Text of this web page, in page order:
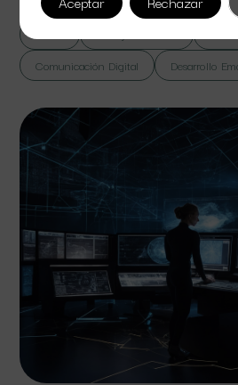
Comunicación Digital
Desarrollo